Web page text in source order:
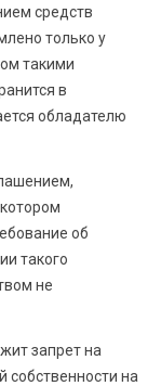
средств
только у
такими
в
обладателю
об
такого
не
запрет на
собственности на